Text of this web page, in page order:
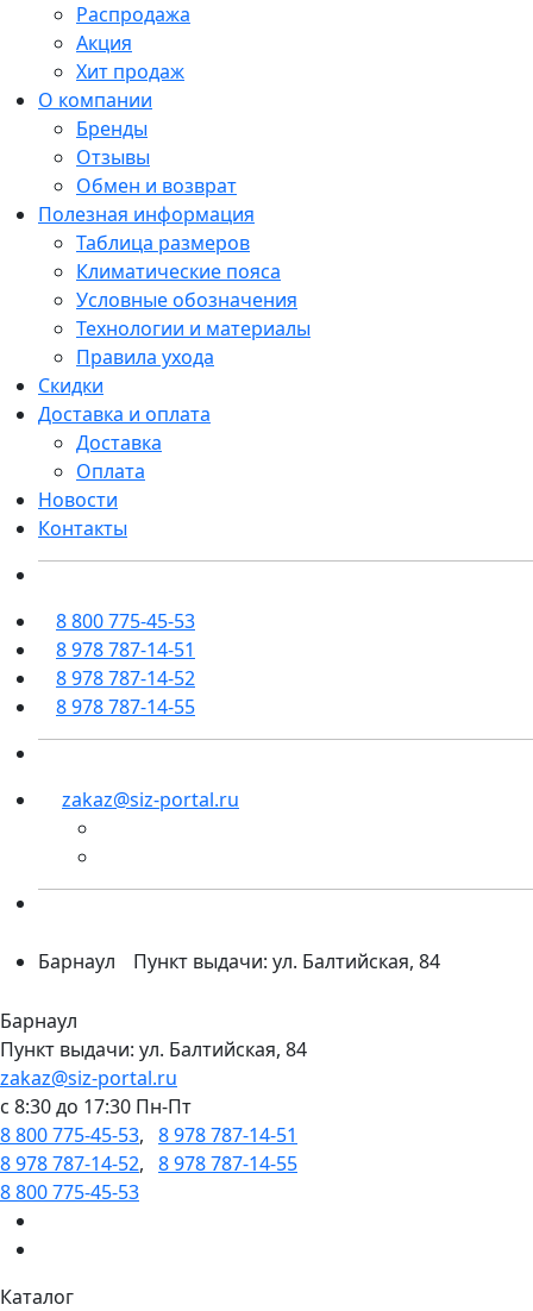
Распродажа
Акция
Хит продаж
О компании
Бренды
Отзывы
Обмен и возврат
Полезная информация
Таблица размеров
Климатические пояса
Условные обозначения
Технологии и материалы
Правила ухода
Скидки
Доставка и оплата
Доставка
Оплата
Новости
Контакты
8 800 775-45-53
8 978 787-14-51
8 978 787-14-52
8 978 787-14-55
zakaz@siz-portal.ru
Барнаул Пункт выдачи: ул. Балтийская, 84
Барнаул
Пункт выдачи: ул. Балтийская, 84
zakaz@siz-portal.ru
c 8:30 до 17:30 Пн-Пт
8 800 775-45-53, 8 978 787-14-51
8 978 787-14-52, 8 978 787-14-55
8 800 775-45-53
Каталог